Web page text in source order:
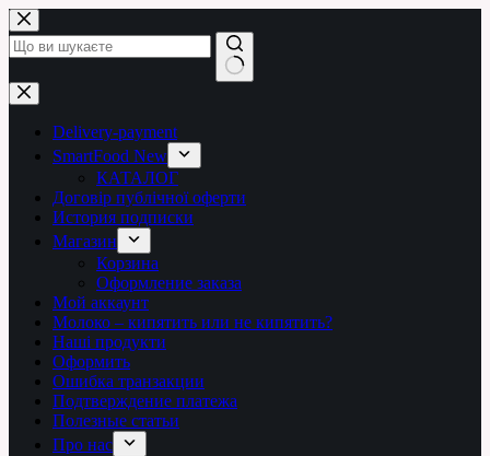
Перейти
до
вмісту
Немає
результатів
Delivery-payment
SmartFood New
КАТАЛОГ
Договір публічної оферти
История подписки
Магазин
Корзина
Оформление заказа
Мой аккаунт
Молоко – кипятить или не кипятить?
Наші продукти
Оформить
Ошибка транзакции
Подтверждение платежа
Полезные статьи
Про нас